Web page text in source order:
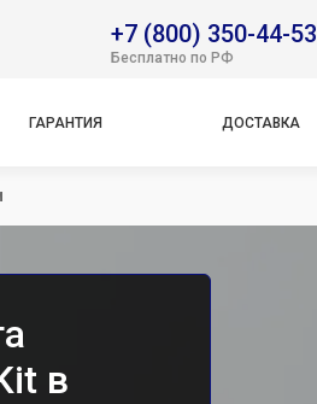
+7 (800) 350-44-53
Бесплатно по РФ
ГАРАНТИЯ ДОСТАВКА
в